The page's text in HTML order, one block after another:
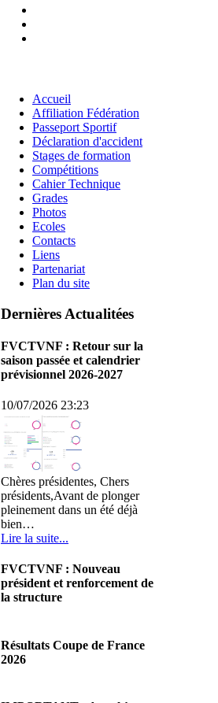
Accueil
Affiliation Fédération
Passeport Sportif
Déclaration d'accident
Stages de formation
Compétitions
Cahier Technique
Grades
Photos
Ecoles
Contacts
Liens
Partenariat
Plan du site
Dernières Actualitées
FVCTVNF : Retour sur la
saison passée et calendrier
prévisionnel 2026-2027
10/07/2026 23:23
Chères présidentes, Chers
présidents,Avant de plonger
pleinement dans un été déjà
bien…
Lire la suite...
FVCTVNF : Nouveau
président et renforcement de
la structure
Chères Présidentes, chers
Présidents,Ce dimanche 28 juin
Lire la suite...
Résultats Coupe de France
2026